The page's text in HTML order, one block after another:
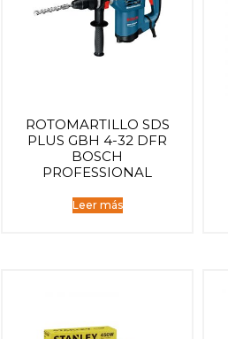
ROTOMARTILLO SDS
PLUS GBH 4-32 DFR
BOSCH
PROFESSIONAL
Leer más